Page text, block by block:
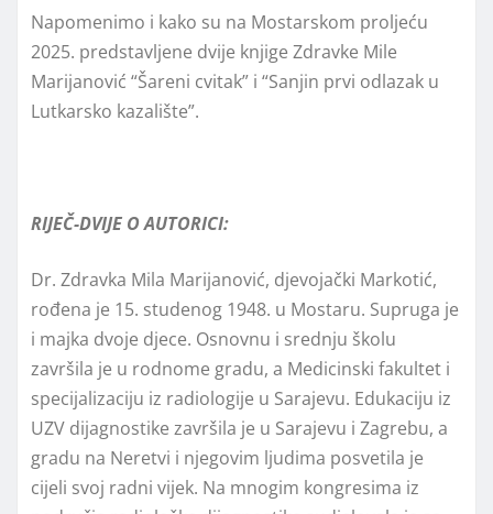
Napomenimo i kako su na Mostarskom proljeću
2025. predstavljene dvije knjige Zdravke Mile
Marijanović “Šareni cvitak” i “Sanjin prvi odlazak u
Lutkarsko kazalište”.
RIJEČ-DVIJE O AUTORICI:
Dr. Zdravka Mila Marijanović, djevojački Markotić,
rođena je 15. studenog 1948. u Mostaru. Supruga je
i majka dvoje djece. Osnovnu i srednju školu
završila je u rodnome gradu, a Medicinski fakultet i
specijalizaciju iz radiologije u Sarajevu. Edukaciju iz
UZV dijagnostike završila je u Sarajevu i Zagrebu, a
gradu na Neretvi i njegovim ljudima posvetila je
cijeli svoj radni vijek. Na mnogim kongresima iz